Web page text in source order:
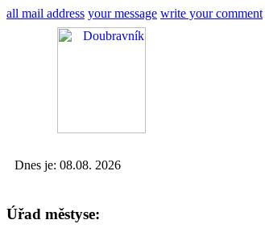
all mail address your message write your comment
Dnes je: 08.08. 2026
Úřad městyse: